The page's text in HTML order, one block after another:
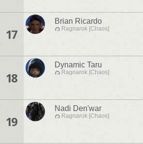
17
Brian Ricardo
Ragnarok [Chaos]
18
Dynamic Taru
Ragnarok [Chaos]
19
Nadi Den'war
Ragnarok [Chaos]